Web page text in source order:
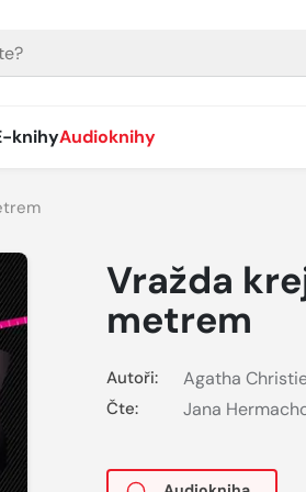
knihyAudioknihy
Vražda
metrem
Autoři: Agatha
Čte: Jana